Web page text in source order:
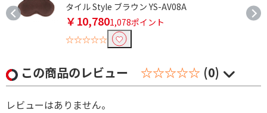
タイル Style ブラウン YS-AV08A
￥10,7801,078ポイント
☆☆☆☆☆
この商品のレビュー ☆☆☆☆☆ (0)
レビューはありません。